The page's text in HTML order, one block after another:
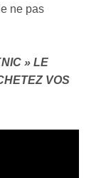
ne pas
» LE
VOS